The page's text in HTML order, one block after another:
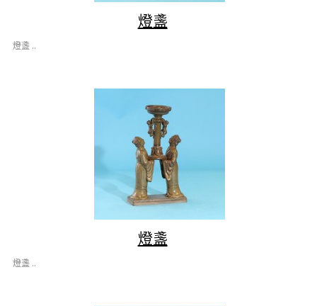
燈盞
燈盞 ..
燈盞
燈盞 ..